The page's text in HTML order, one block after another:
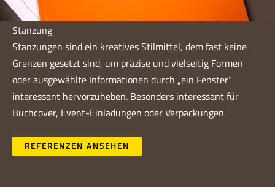
Stanzung
Stanzungen sind ein kreatives Stilmittel, dem fast keine
Grenzen gesetzt sind, um präzise und vielseitig Formen
oder ausgewählte Informationen durch „ein Fenster“
interessant hervorzuheben. Besonders interessant für
Buchcover, Event-Einladungen oder Verpackungen.
REFERENZEN ANSEHEN